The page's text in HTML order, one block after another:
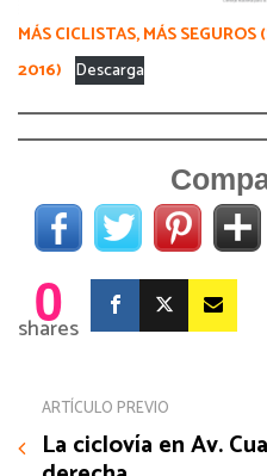
MÁS CICLISTAS, MÁS
2016) Descarga
0
shares
ARTÍCULO PREVIO
La ciclovía en Av.